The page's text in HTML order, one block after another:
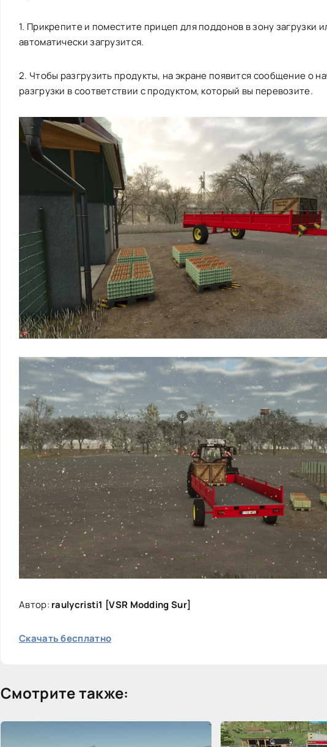
1. Прикрепите и поместите прицеп для поддонов в зону загрузки
автоматически загрузится.
2. Чтобы разгрузить продукты, на экране появится сообщение о
разгрузки в соответствии с продуктом, который вы перевозите.
Автор: raulycristi1 [VSR Modding Sur]
Скачать бесплатно
Смотрите также: